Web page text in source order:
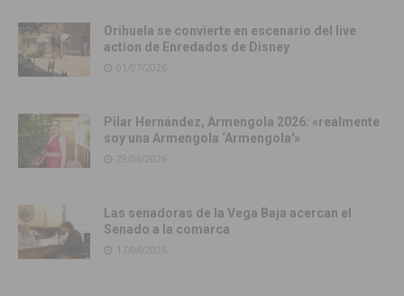
Orihuela se convierte en escenario del live
action de Enredados de Disney
01/07/2026
Pilar Hernández, Armengola 2026: «realmente
soy una Armengola ‘Armengola'»
29/06/2026
Las senadoras de la Vega Baja acercan el
Senado a la comarca
17/06/2026